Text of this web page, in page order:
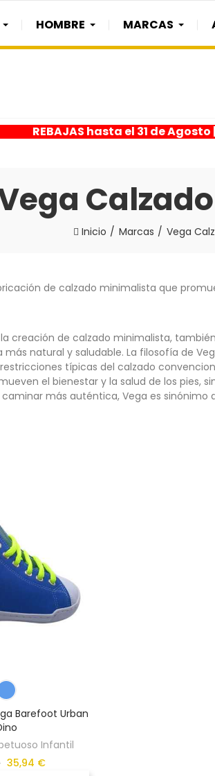
HOMBRE MARCAS
REBAJAS hasta el 31 de
Inicio Marcas Vega
de calzado minimalista que
creación de calzado minimalista,
natural y saludable. La filosofía de
típicas del calzado
el bienestar y la salud de los pies,
más auténtica, Vega es sinónimo
Barefoot Urban
Infantil
35,94 €